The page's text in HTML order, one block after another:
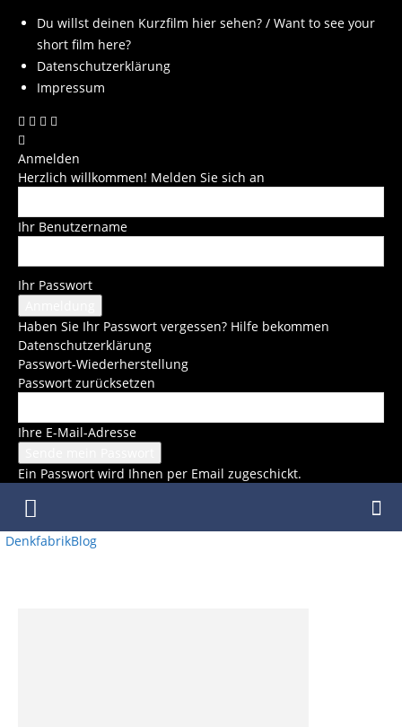
Du willst deinen Kurzfilm hier sehen? / Want to see your
short film here?
Datenschutzerklärung
Impressum
Anmelden
Herzlich willkommen! Melden Sie sich an
Ihr Benutzername
Ihr Passwort
Haben Sie Ihr Passwort vergessen? Hilfe bekommen
Datenschutzerklärung
Passwort-Wiederherstellung
Passwort zurücksetzen
Ihre E-Mail-Adresse
Ein Passwort wird Ihnen per Email zugeschickt.
DenkfabrikBlog